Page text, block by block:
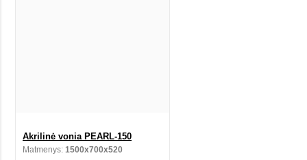
Akrilinė vonia PEARL-150
Matmenys: 1500x700x520